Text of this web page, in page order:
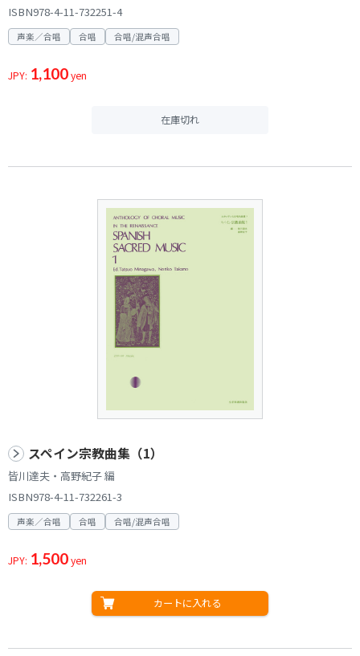
ISBN978-4-11-732251-4
声楽／合唱 合唱 合唱/混声合唱
JPY: 1,100yen
在庫切れ
スペイン宗教曲集（1）
皆川達夫・高野紀子 編
ISBN978-4-11-732261-3
声楽／合唱 合唱 合唱/混声合唱
JPY: 1,500yen
カートに入れる